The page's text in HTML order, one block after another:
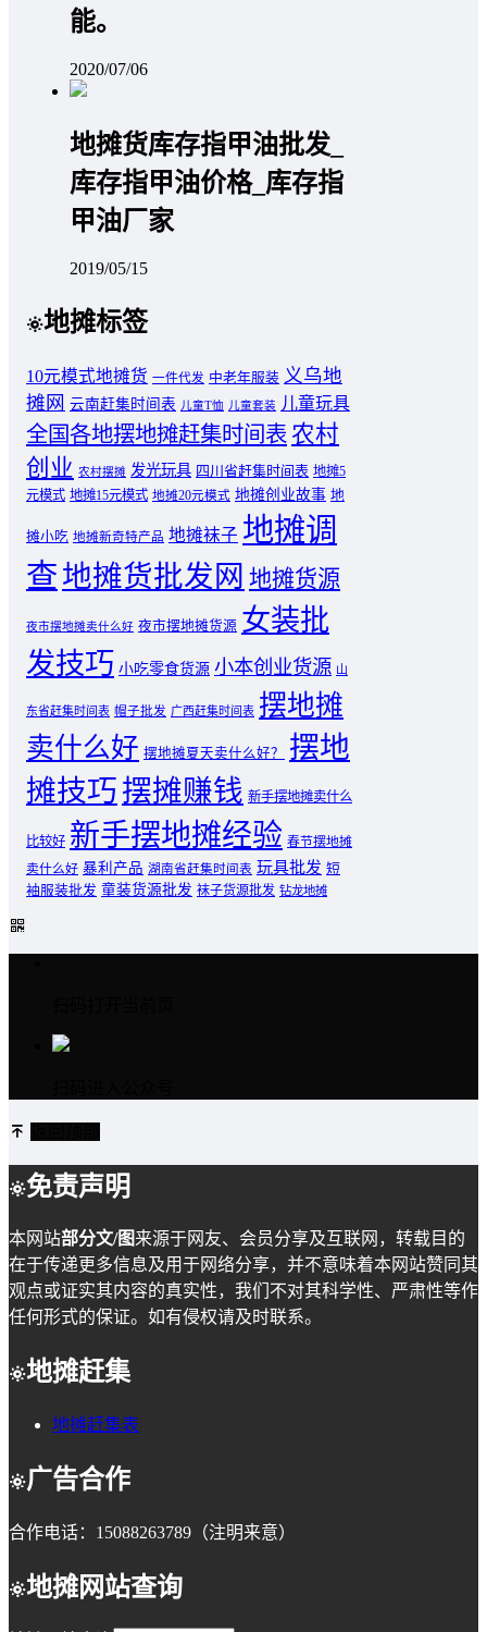
能。
2020/07/06
地摊货库存指甲油批发_
库存指甲油价格_库存指
甲油厂家
2019/05/15
地摊标签
10元模式地摊货 一件代发 中老年服装 义乌地
摊网 云南赶集时间表 儿童T恤 儿童套装 儿童玩具
全国各地摆地摊赶集时间表 农村
创业 农村摆摊 发光玩具 四川省赶集时间表 地摊5
元模式 地摊15元模式 地摊20元模式 地摊创业故事 地
摊小吃 地摊新奇特产品 地摊袜子 地摊调
查地摊货批发网 地摊货源
夜市摆地摊卖什么好 夜市摆地摊货源 女装批
发技巧 小吃零食货源 小本创业货源 山
东省赶集时间表 帽子批发 广西赶集时间表 摆地摊
卖什么好 摆地摊夏天卖什么好？
摆地
摊技巧摆摊赚钱 新手摆地摊卖什么
比较好 新手摆地摊经验 春节摆地摊
卖什么好 暴利产品 湖南省赶集时间表 玩具批发 短
袖服装批发 童装货源批发 袜子货源批发 钻龙地摊
免责声明
本网站部分文/图来源于网友、会员分享及互联网，转载目的
在于传递更多信息及用于网络分享，并不意味着本网站赞同其
观点或证实其内容的真实性，我们不对其科学性、严肃性等作
任何形式的保证。如有侵权请及时联系。
地摊赶集
地摊赶集表
广告合作
合作电话：15088263789（注明来意）
地摊网站查询